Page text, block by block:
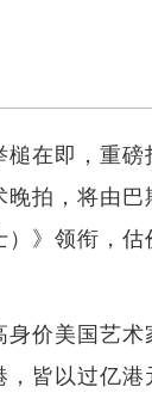
在即，重
晚拍，将由
）》领衔，
价美国艺
皆以过亿